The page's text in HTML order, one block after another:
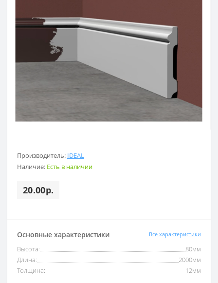
Производитель: IDEAL
Наличие: Есть в наличии
20.00р.
Основные характеристики Все характеристики
Высота:
80мм
Длина:
2000мм
Толщина:
12мм